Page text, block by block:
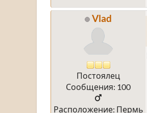
Vlad
Постоялец
Сообщения: 100
Расположение: Пермь